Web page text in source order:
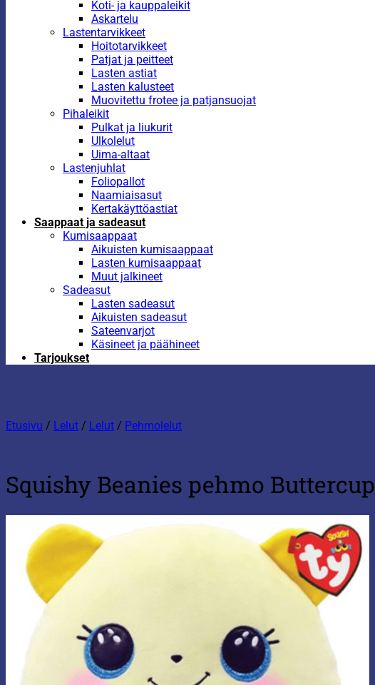
Koti- ja kauppaleikit
Askartelu
Lastentarvikkeet
Hoitotarvikkeet
Patjat ja peitteet
Lasten astiat
Lasten kalusteet
Muovitettu frotee ja patjansuojat
Pihaleikit
Pulkat ja liukurit
Ulkolelut
Uima-altaat
Lastenjuhlat
Foliopallot
Naamiaisasut
Kertakäyttöastiat
Saappaat ja sadeasut
Kumisaappaat
Aikuisten kumisaappaat
Lasten kumisaappaat
Muut jalkineet
Sadeasut
Lasten sadeasut
Aikuisten sadeasut
Sateenvarjot
Käsineet ja päähineet
Tarjoukset
Etusivu / Lelut / Lelut / Pehmolelut
Squishy Beanies pehmo Buttercup